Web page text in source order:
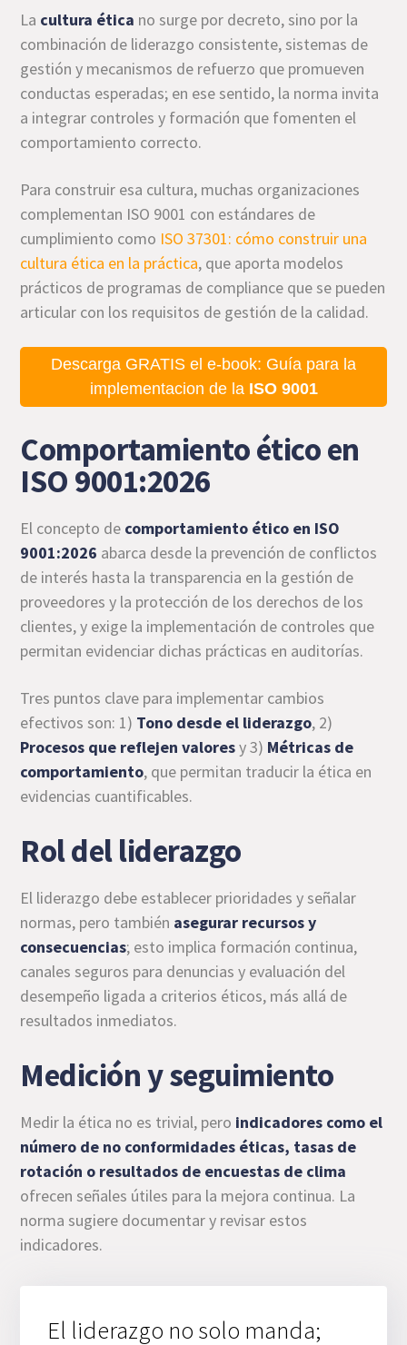
La cultura ética no surge por decreto, sino por la
combinación de liderazgo consistente, sistemas de
gestión y mecanismos de refuerzo que promueven
conductas esperadas; en ese sentido, la norma invita
a integrar controles y formación que fomenten el
comportamiento correcto.
Para construir esa cultura, muchas organizaciones
complementan ISO 9001 con estándares de
cumplimiento como ISO 37301: cómo construir una
cultura ética en la práctica, que aporta modelos
prácticos de programas de compliance que se pueden
articular con los requisitos de gestión de la calidad.
Descarga GRATIS el e-book: Guía para la
implementacion de la ISO 9001
Comportamiento ético en
ISO 9001:2026
El concepto de comportamiento ético en ISO
9001:2026 abarca desde la prevención de conflictos
de interés hasta la transparencia en la gestión de
proveedores y la protección de los derechos de los
clientes, y exige la implementación de controles que
permitan evidenciar dichas prácticas en auditorías.
Tres puntos clave para implementar cambios
efectivos son: 1) Tono desde el liderazgo, 2)
Procesos que reflejen valoresy 3) Métricas de
comportamiento, que permitan traducir la ética en
evidencias cuantificables.
Rol del liderazgo
El liderazgo debe establecer prioridades y señalar
normas, pero también asegurar recursos y
consecuencias; esto implica formación continua,
canales seguros para denuncias y evaluación del
desempeño ligada a criterios éticos, más allá de
resultados inmediatos.
Medición y seguimiento
Medir la ética no es trivial, pero indicadores como el
número de no conformidades éticas, tasas de
rotación o resultados de encuestas de clima
ofrecen señales útiles para la mejora continua. La
norma sugiere documentar y revisar estos
indicadores.
El liderazgo no solo manda;